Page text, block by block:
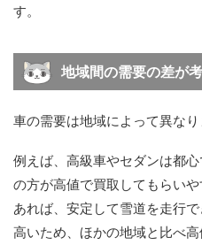
す。
地域間の需要の差が
車の需要は地域によって異なり
例えば、高級車やセダンは都
の方が高値で買取してもらい
あれば、安定して雪道を走行
高いため、ほかの地域と比べ